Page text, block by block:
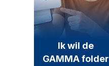
Ik wil de
GAMMA folder